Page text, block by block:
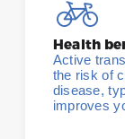
Health
Active
the risk of
disease,
improves